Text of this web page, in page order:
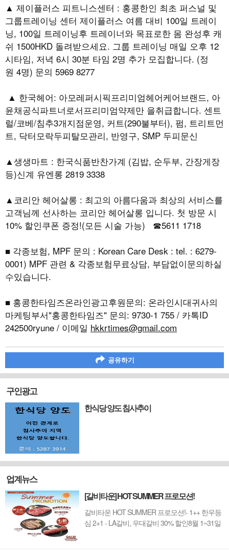
▲ 제이플러스 피트니스센터 : 홍콩한인 최초 퍼스널 및
그룹트레이닝 센터 제이플러스 여름 대비 100일 트레이
닝, 100일 트레이닝후 트레이너와 목표로한 몸 완성후 캐
쉬 1500HKD 돌려받으세요. 그룹 트레이닝 매일 오후 12
시타임, 저녁 6시 30분 타임 2명 추가 모집합니다. (정
원 4명) 문의 5969 8277
▲ 한국헤어: 아모레퍼시픽프리미엄헤어케어브랜드, 아
윤채공식파트너로서프리미엄약제만 을취급합니다. 센트
럴/코베/침추3개지점운영, 커트(290불부터), 펌, 트리트먼
트, 닥터모락두피탈모관리, 반영구, SMP 두피문신
▲생생마트 : 한국식품반찬가계 (김밥, 순두부, 간장게장
등)신계 유엔롱 2819 3338
▲코리안 헤어살롱 : 최고의 아름다움과 최상의 서비스를
고객님께 선사하는 코리안 헤어살롱 입니다. 첫 방문 시
10% 할인쿠폰 증정!(모든 시술 가능) ☎5611 1718
■ 각종보험, MPF 문의 : Korean Care Desk : tel. : 6279-
0001) MPF 관련 & 각종보험무료상담, 부담없이문의하실
수있습니다.
■ 홍콩한타임즈온라인광고후원문의: 온라인시대귀사의
마케팅부서"홍콩한타임즈" 문의: 9730-1 755 / 카톡ID
242500ryune / 이메일 hkkrtimes@gmail.com
공유하기
구인광고
한식당 양도 침사추이
업계뉴스
[갈비타운] HOT SUMMER 프로모션!
갈비타운 HOT SUMMER 프로모션!- 1++ 한우등
심 2+1 - LA갈비, 우대갈비 30% 할인8월 1~31일